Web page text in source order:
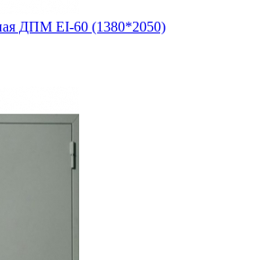
ДПМ EI-60 (1380*2050)